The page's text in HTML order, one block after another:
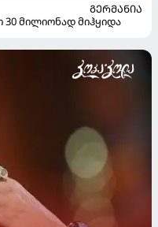
ᲒᲔᲠᲛᲐᲜᲘᲐ
მილიონად მიჰყიდა